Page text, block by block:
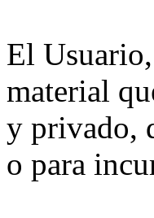
El
material
y privado,
o para